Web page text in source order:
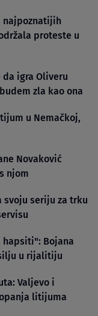
najpoznatijih
proteste u
da igra Oliveru
zla kao ona
u Nemačkoj,
Novaković
njom
svoju seriju za trku
Bojana
u rijalitiju
Valjevo i
litijuma